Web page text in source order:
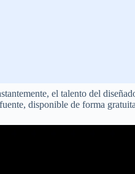
el talento del
disponible de forma